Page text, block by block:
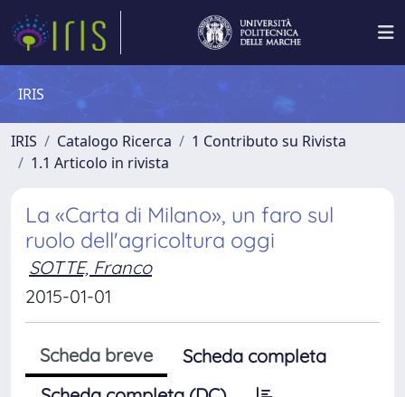
IRIS
IRIS Catalogo Ricerca
1 Contributo su Rivista
1.1 Articolo in rivista
La «Carta di Milano», un faro sul
ruolo dell'agricoltura oggi
SOTTE, Franco
2015-01-01
Scheda breve
Scheda completa